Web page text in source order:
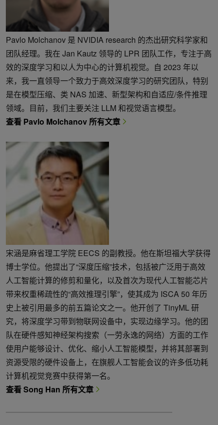
Pavlo Molchanov 是 NVIDIA research 的杰出研究科学家和
团队经理。我在 Jan Kautz 领导的 LPR 团队工作，专注于高
效的深度学习和以人为中心的计算机视觉。自 2023 年以
来，我一直领导一个致力于高效深度学习的研究团队，特别
是在模型压缩、类 NAS 加速、新型架构和自适应/条件推理
领域。目前，我们主要关注 LLM 和视觉语言模型。
查看 Pavlo Molchanov 所有文章
宋涵是麻省理工学院 EECS 的副教授。他在斯坦福大学获得
博士学位。他提出了“深度压缩”技术，包括被广泛用于高效
人工智能计算的修剪和量化，以及首次为现代人工智能芯片
带来权重稀疏性的“高效推理引擎”，使其成为 ISCA 50 年历
史上被引用最多的前五篇论文之一。他开创了 TinyML 研
究，将深度学习带到物联网设备中，实现边缘学习。他的团
队在硬件感知神经架构搜索（一劳永逸的网络）方面的工作
使用户能够设计、优化、缩小人工智能模型，并将其部署到
资源受限的硬件设备上，在旗舰人工智能会议的许多低功耗
计算机视觉竞赛中获得第一名。
查看 Song Han 所有文章